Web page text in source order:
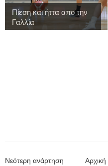
Πίεση και ήττα απο την
Γαλλία
Νεότερη ανάρτηση Αρχική